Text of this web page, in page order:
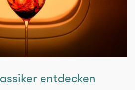
entdecken